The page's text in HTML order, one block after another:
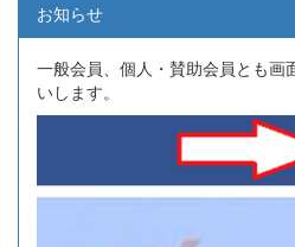
お知らせ
一般会員、個人・賛助会員とも画
いします。